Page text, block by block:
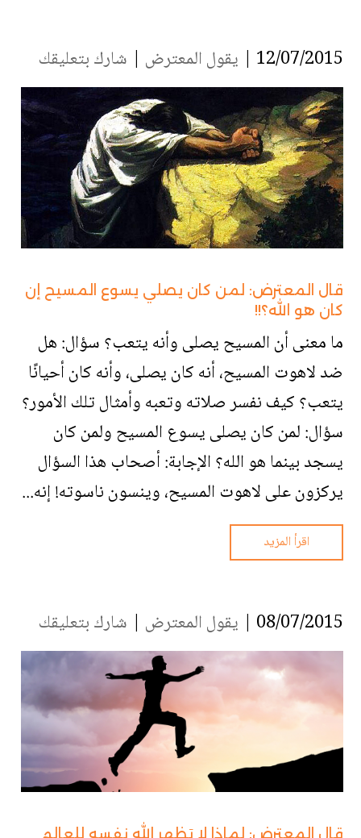
12/07/2015 | يقول المعترض | شارك بتعليقك
قال المعترض: لمن كان يصلي يسوع المسيح إن
كان هو الله؟!!
ما معنى أن المسيح يصلى وأنه يتعب؟ سؤال: هل
ضد لاهوت المسيح، أنه كان يصلى، وأنه كان أحيانًا
يتعب؟ كيف نفسر صلاته وتعبه وأمثال تلك الأمور؟
سؤال: لمن كان يصلى يسوع المسيح ولمن كان
يسجد بينما هو الله؟ الإجابة: أصحاب هذا السؤال
يركزون على لاهوت المسيح، وينسون ناسوته! إنه...
اقرأ المزيد
08/07/2015 | يقول المعترض | شارك بتعليقك
قال المعترض: لماذا لا يَظهر الله نفسه للعالم